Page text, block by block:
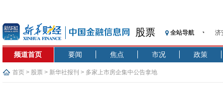
股票 全站导航
济
【
频道首页 要闻 焦点 市况 政策
首页 > 股票 > 新华社报刊 > 多家上市房企集中公告拿地